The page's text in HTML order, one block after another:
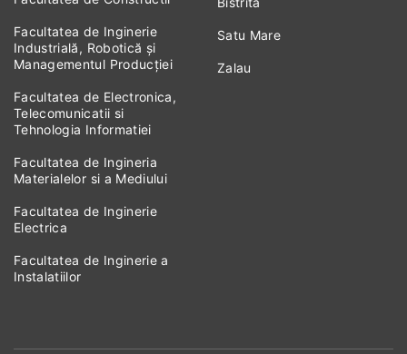
Facultatea de Inginerie
Industrială, Robotică și
Managementul Producției
Facultatea de Electronica,
Telecomunicatii si
Tehnologia Informatiei
Facultatea de Ingineria
Materialelor si a Mediului
Facultatea de Inginerie
Electrica
Facultatea de Inginerie a
Instalatiilor
Satu Mare
Zalau